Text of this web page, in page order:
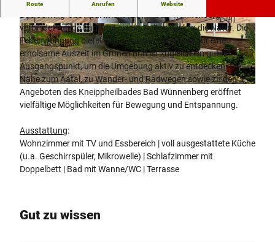
© Apartment zum Aatal |CC-BY-SA
© Apartment zum Aatal © Apartment im Aatal
Route Anrufen Website
verbindet ruhige Lage mit einem weiten Blick in die Natur. Die
Ferienwohnung bietet den passenden Rahmen für eine
erholsame Auszeit im Grünen und ist zugleich ein guter
Ausgangspunkt, um die Umgebung aktiv zu entdecken. Die
Nähe zum Aatal, zu Wander- und Radwegen sowie zu den
Angeboten des Kneippheilbades Bad Wünnenberg eröffnet
vielfältige Möglichkeiten für Bewegung und Entspannung.
Ausstattung:
Wohnzimmer mit TV und Essbereich | voll ausgestattete Küche
(u.a. Geschirrspüler, Mikrowelle) | Schlafzimmer mit
Doppelbett | Bad mit Wanne/WC | Terrasse
Gut zu wissen